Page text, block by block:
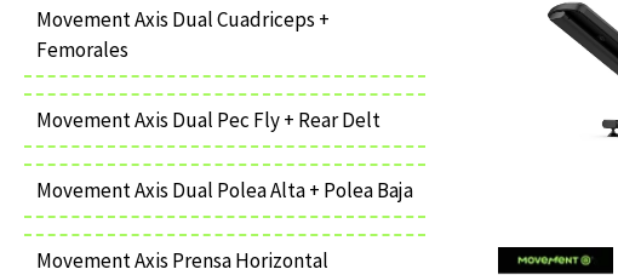
Movement Axis Dual Cuadriceps +
Femorales
Movement Axis Dual Pec Fly + Rear Delt
Movement Axis Dual Polea Alta + Polea Baja
Movement Axis Prensa Horizontal